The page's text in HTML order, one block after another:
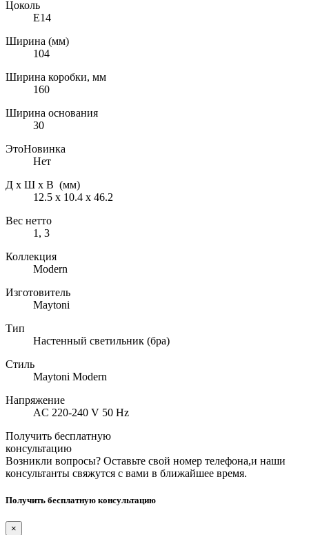
Цоколь
E14
Ширина (мм)
104
Ширина коробки, мм
160
Ширина основания
30
ЭтоНовинка
Нет
Д х Ш х В (мм)
12.5 х 10.4 х 46.2
Вес нетто
1, 3
Коллекция
Modern
Изготовитель
Maytoni
Тип
Настенный светильник (бра)
Стиль
Maytoni Modern
Напряжение
AC 220-240 V 50 Hz
Получить бесплатную
консультацию
Возникли вопросы? Оставьте свой номер телефона,и наши
консультанты свяжутся с вами в ближайшее время.
Получить бесплатную консультацию
×